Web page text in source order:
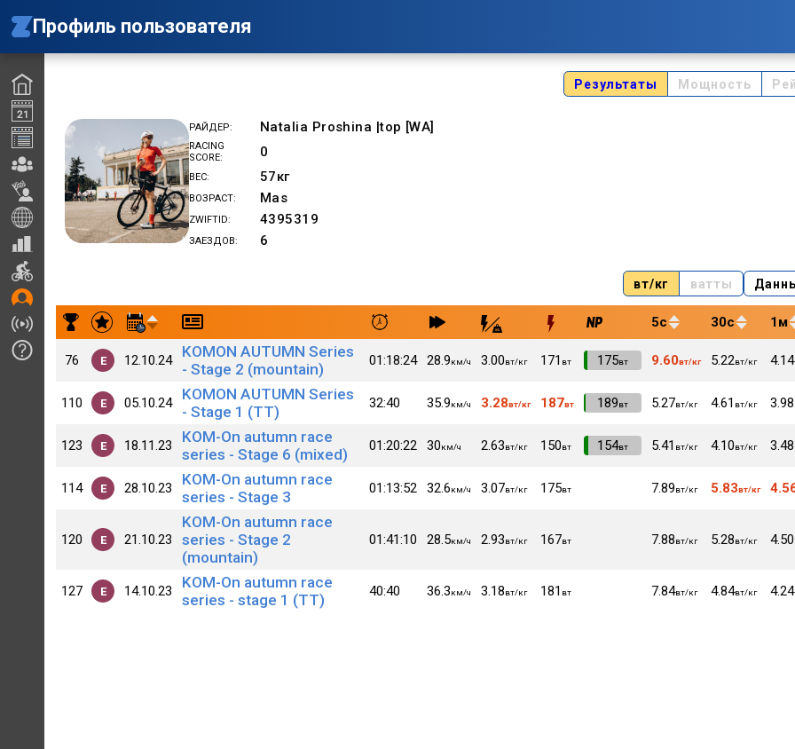
Профиль пользователя
Результаты Мощность
РАЙДЕР Natalia Proshina |top [WA]
RACING
SCORE
0
ВЕС 57кг
ВОЗРАСТ Mas
ZWIFTID 4395319
ЗАЕЗДОВ 6
вт/кг ватты
Результаты заездов Natalia Proshina |top [WA]
5с 30с 1м
76 E 12.10.24
KOMON AUTUMN Series
- Stage 2 (mountain)
01:18:24 28.9км/ч 3.00вт/кг 171 вт 175вт 9.60вт/кг 5.22вт/кг 4.14
110 E 05.10.24
KOMON AUTUMN Series
- Stage 1 (TT)
32:40 35.9км/ч 3.28вт/кг 187вт 189вт 5.27вт/кг 4.61 вт/кг 3.98
123 E 18.11.23
KOM-On autumn race
series - Stage 6 (mixed)
01:20:22 30км/ч 2.63вт/кг 150вт 154вт 5.41 вт/кг 4.10вт/кг 3.48
114 E 28.10.23
KOM-On autumn race
series - Stage 3
01:13:52 32.6км/ч 3.07вт/кг 175вт 7.89вт/кг 5.83вт/кг
120 E 21.10.23
KOM-On autumn race
series - Stage 2
(mountain)
01:41:10 28.5км/ч 2.93вт/кг 167вт 7.88вт/кг 5.28вт/кг 4.50
127 E 14.10.23
KOM-On autumn race
series - stage 1 (TT)
40:40 36.3км/ч 3.18вт/кг 181 вт 7.84вт/кг 4.84вт/кг 4.24